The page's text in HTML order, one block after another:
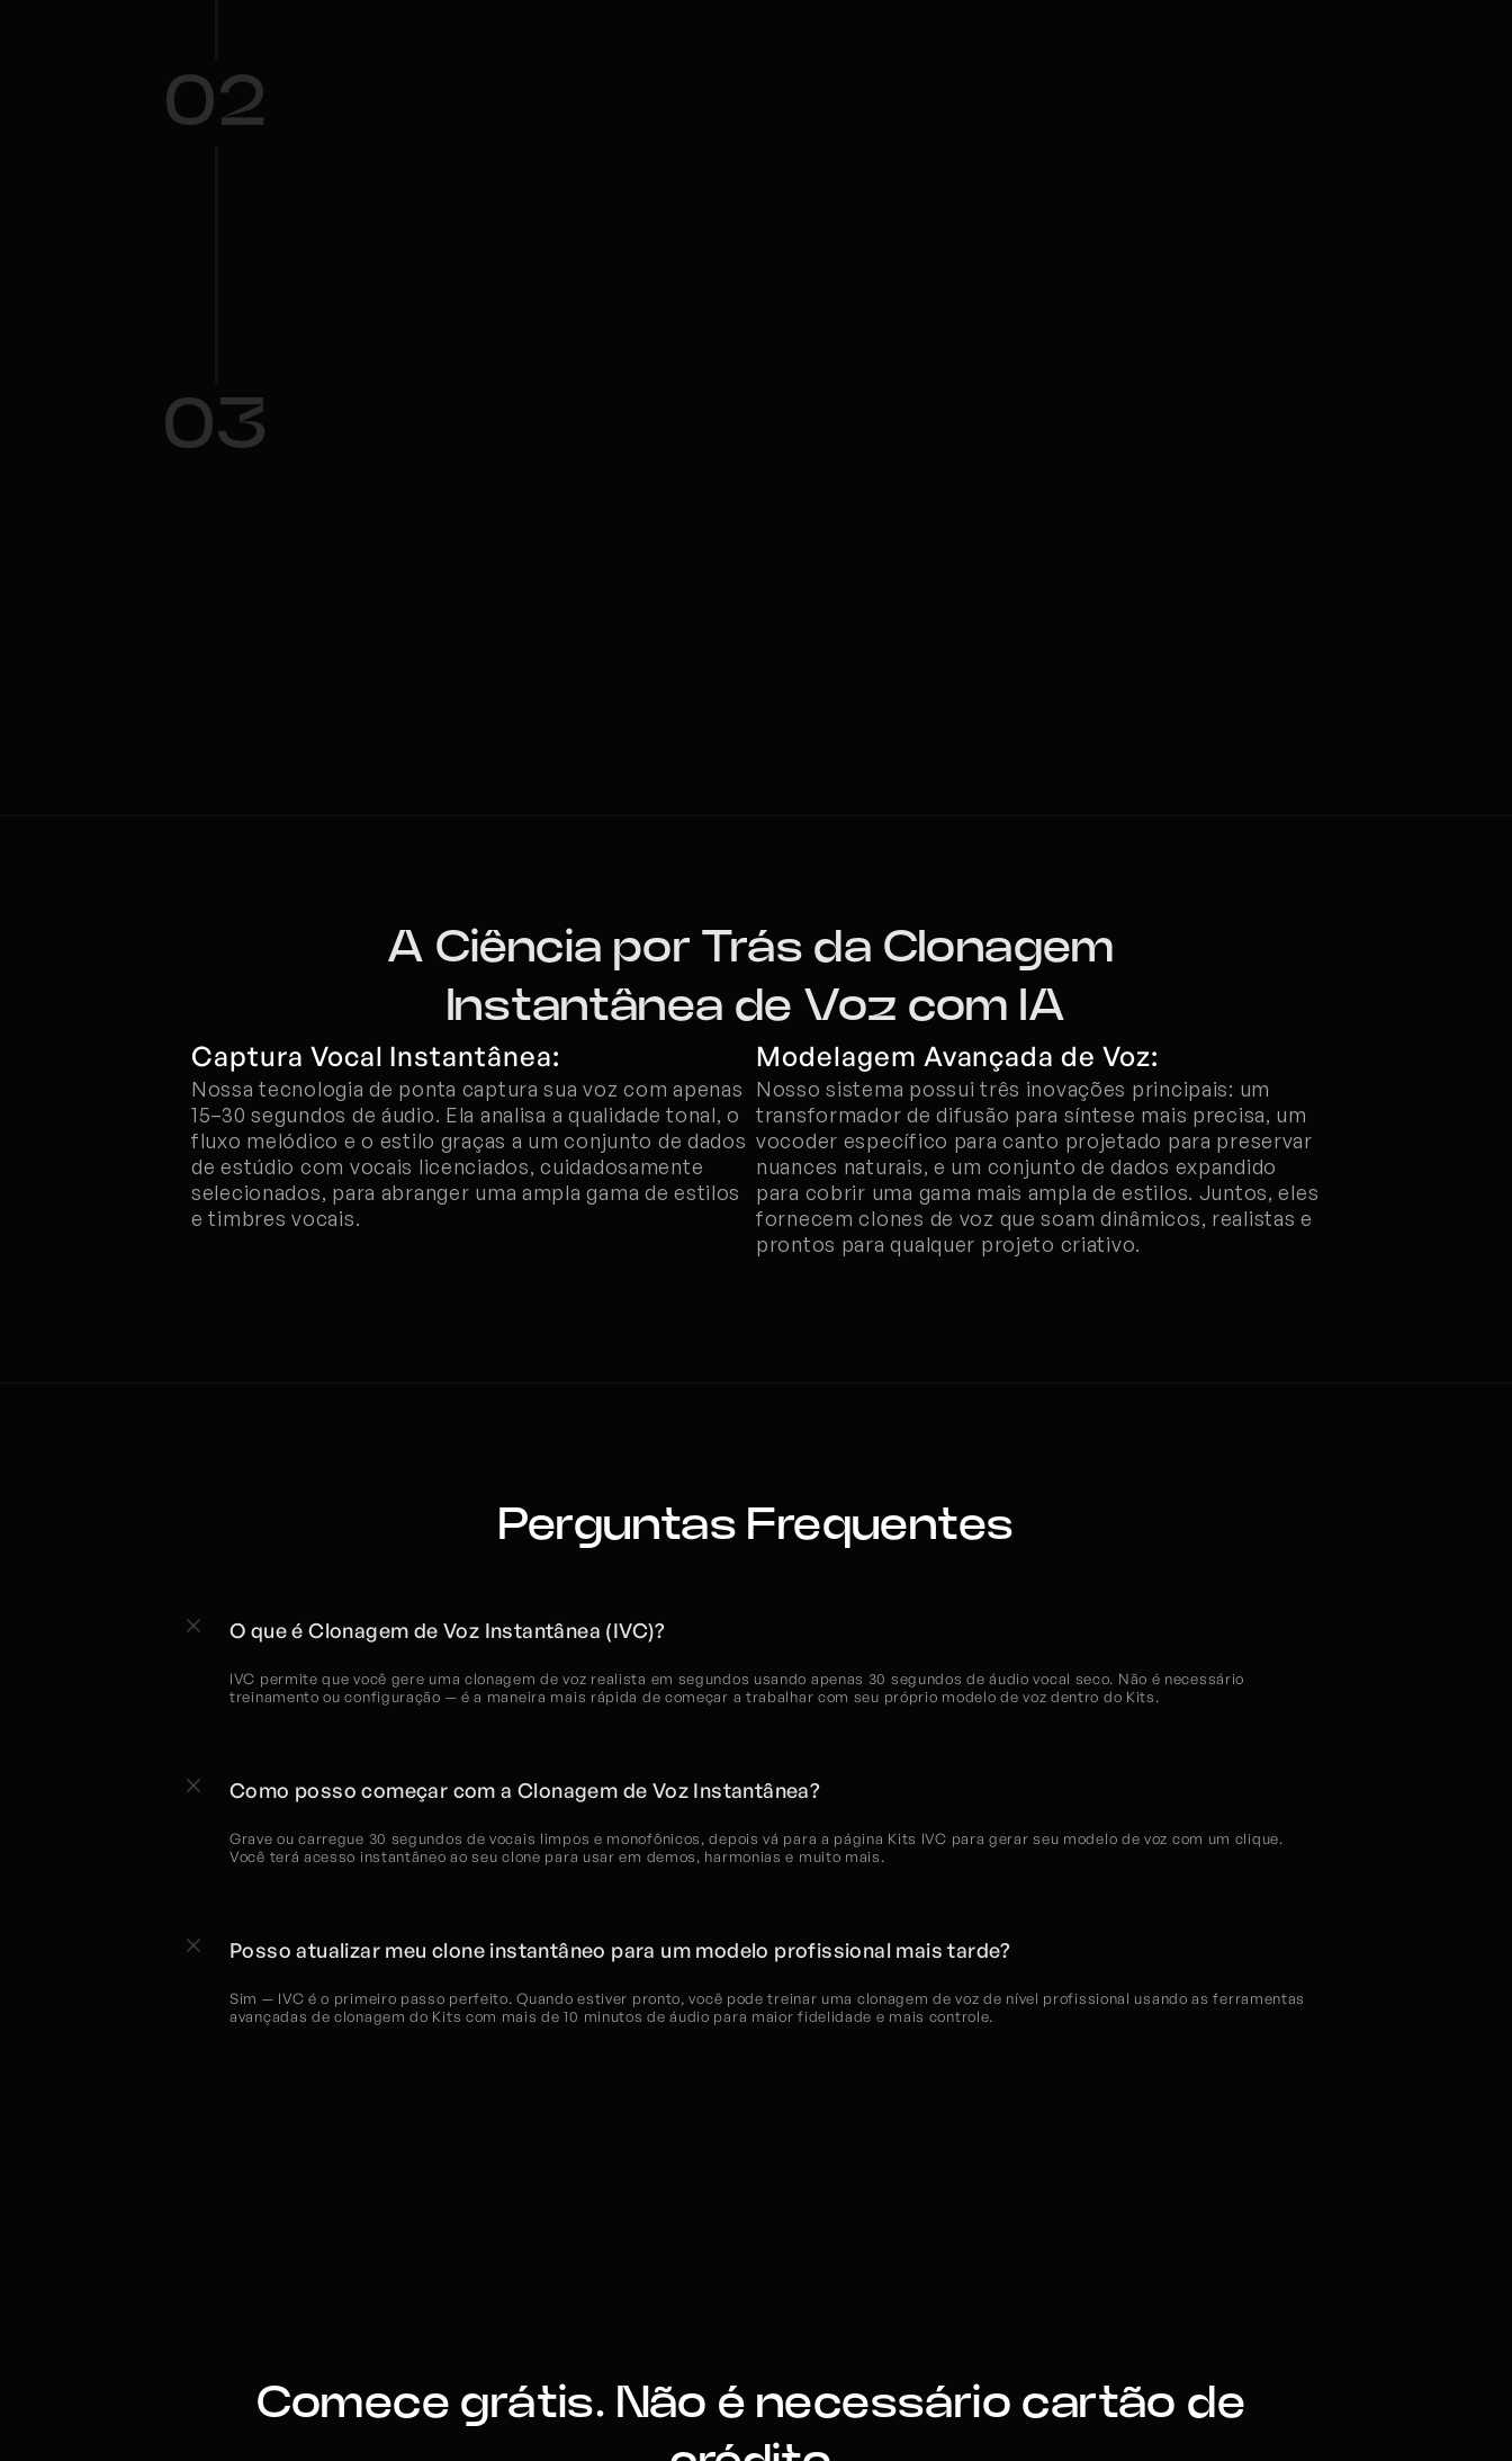
02
03
A Ciência por Trás da Clonagem
Instantânea de Voz com IA
Captura Vocal Instantânea:
Nossa tecnologia de ponta captura sua voz com apenas
15–30 segundos de áudio. Ela analisa a qualidade tonal, o
fluxo melódico e o estilo graças a um conjunto de dados
de estúdio com vocais licenciados, cuidadosamente
selecionados, para abranger uma ampla gama de estilos
e timbres vocais.
Modelagem Avançada de Voz:
Nosso sistema possui três inovações principais: um
transformador de difusão para síntese mais precisa, um
vocoder específico para canto projetado para preservar
nuances naturais, e um conjunto de dados expandido
para cobrir uma gama mais ampla de estilos. Juntos, eles
fornecem clones de voz que soam dinâmicos, realistas e
prontos para qualquer projeto criativo.
Perguntas Frequentes
O que é Clonagem de Voz Instantânea (IVC)?
IVC permite que você gere uma clonagem de voz realista em segundos usando apenas 30 segundos de áudio vocal seco. Não é necessário
treinamento ou configuração — é a maneira mais rápida de começar a trabalhar com seu próprio modelo de voz dentro do Kits.
Como posso começar com a Clonagem de Voz Instantânea?
Grave ou carregue 30 segundos de vocais limpos e monofônicos, depois vá para a página Kits IVC para gerar seu modelo de voz com um clique.
Você terá acesso instantâneo ao seu clone para usar em demos, harmonias e muito mais.
Posso atualizar meu clone instantâneo para um modelo profissional mais tarde?
Sim — IVC é o primeiro passo perfeito. Quando estiver pronto, você pode treinar uma clonagem de voz de nível profissional usando as ferramentas
avançadas de clonagem do Kits com mais de 10 minutos de áudio para maior fidelidade e mais controle.
Comece grátis. Não é necessário cartão de